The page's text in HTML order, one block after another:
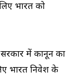
भारत को
सरकार में कानून का
भारत निवेश के